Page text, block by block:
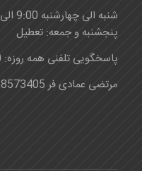
شنبه الی چهارشنبه 9:00 الی 16:00
پنجشنبه و جمعه: تعطیل
پاسخگویی تلفنی همه روزه: 8:00-24:00
مرتضی عمادی فر 09128573405